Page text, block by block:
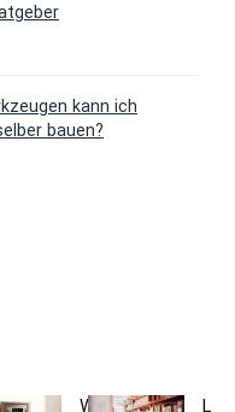
kann ich
bauen?
Welche